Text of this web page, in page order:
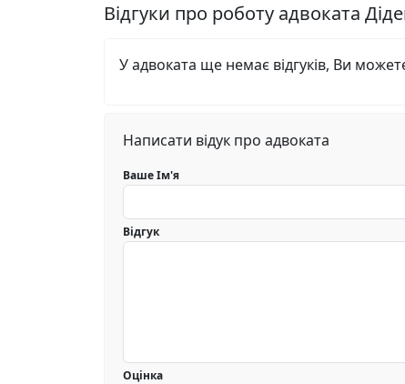
Відгуки про роботу адвоката
У адвоката ще немає відгуків, Ви
Написати відук про адвоката
Ваше Ім'я
Відгук
Оцінка